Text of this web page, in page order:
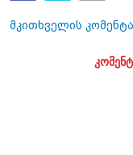
მკითხველის